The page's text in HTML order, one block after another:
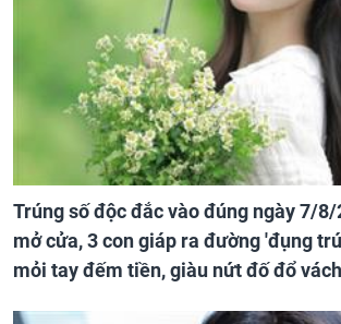
Trúng số độc đắc vào đúng ngày 7/8/
mở cửa, 3 con giáp ra đường 'đụng
mỏi tay đếm tiền, giàu nứt đố đổ vách